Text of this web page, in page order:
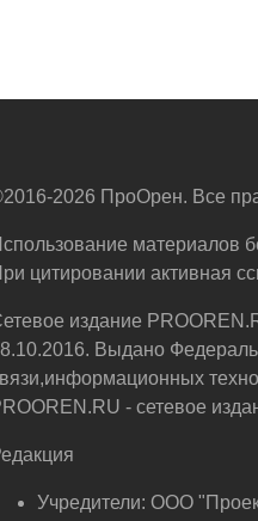
2026 ПроОрен. Все
материалов
цитировании активная
издание
Выдано
- сетевое
Учредители: ООО